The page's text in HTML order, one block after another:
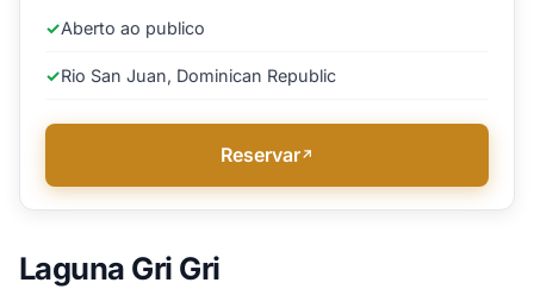
Laguna Gri Gri
✓Aberto ao publico
✓Rio San Juan, Dominican Republic
Reservar↗